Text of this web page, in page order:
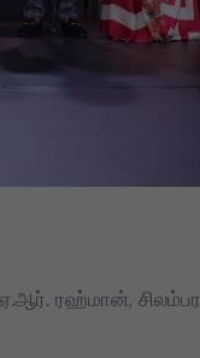
ரஹ்மான்,